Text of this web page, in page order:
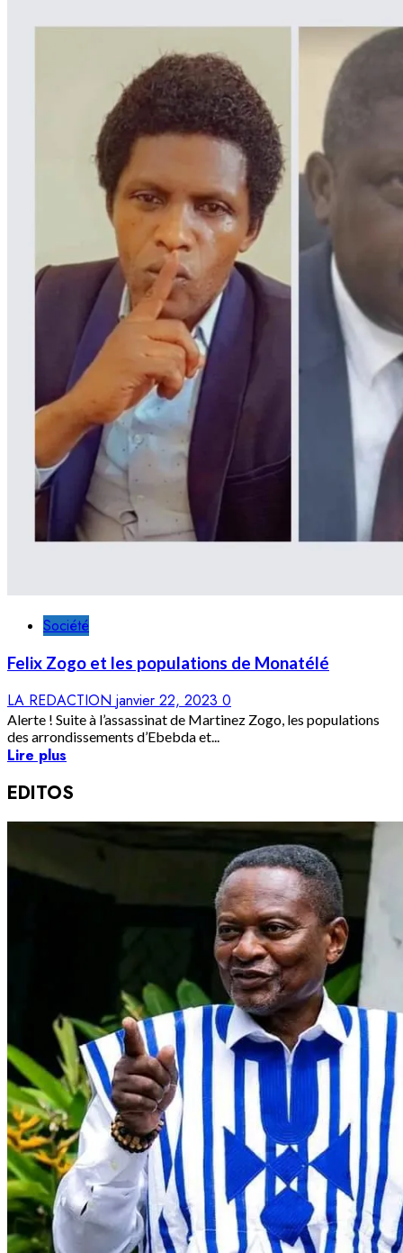
Société
Felix Zogo et les populations de Monatélé
LA REDACTION janvier 22, 2023 0
Alerte ! Suite à l’assassinat de Martinez Zogo, les populations
des arrondissements d’Ebebda et...
Lire plus
EDITOS